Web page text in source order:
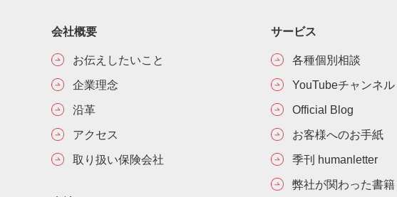
会社概要
お伝えしたいこと
企業理念
沿革
アクセス
取り扱い保険会社
サービス
各種個別相談
YouTubeチャンネル
Official Blog
お客様へのお手紙
季刊 humanletter
弊社が関わった書籍